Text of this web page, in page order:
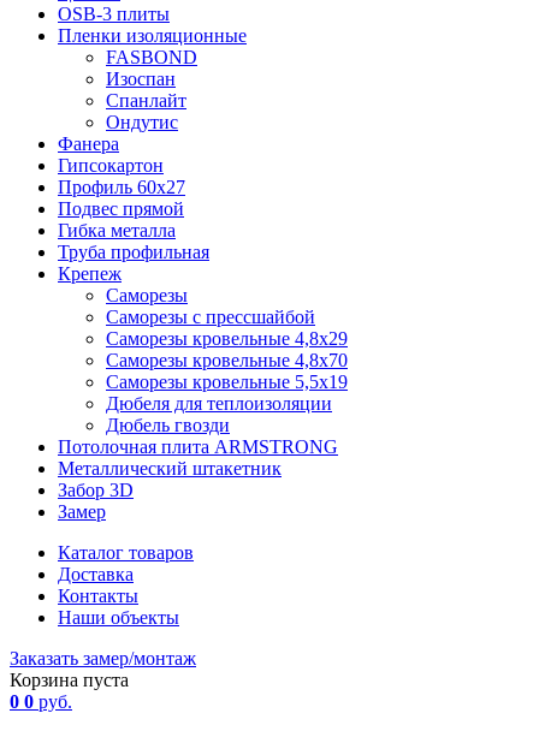
OSB-3 плиты
Пленки изоляционные
FASBOND
Изоспан
Спанлайт
Ондутис
Фанера
Гипсокартон
Профиль 60х27
Подвес прямой
Гибка металла
Труба профильная
Крепеж
Саморезы
Саморезы с прессшайбой
Саморезы кровельные 4,8х29
Саморезы кровельные 4,8х70
Саморезы кровельные 5,5х19
Дюбеля для теплоизоляции
Дюбель гвозди
Потолочная плита ARMSTRONG
Металлический штакетник
Забор 3D
Замер
Каталог товаров
Доставка
Контакты
Наши объекты
Заказать замер/монтаж
Корзина пуста
0 0 руб.